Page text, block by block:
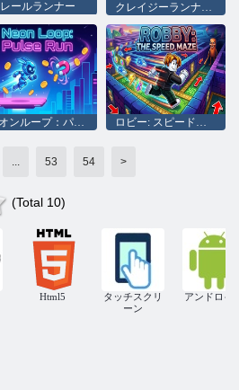
レールランナー クレイジーランナーウィッチハロウィン
ネオンループ：パルスラン
53 54 >
(Total 10)
Html5
タッチスクリ
ーン
アンドロイ